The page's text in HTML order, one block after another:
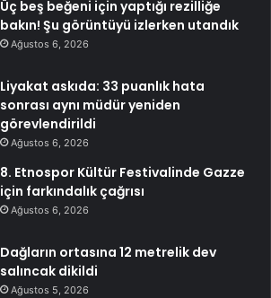
Üç beş beğeni için yaptığı rezilliğe
bakın! Şu görüntüyü izlerken utandık
Ağustos 6, 2026
Liyakat askıda: 33 puanlık hata
sonrası aynı müdür yeniden
görevlendirildi
Ağustos 6, 2026
8. Etnospor Kültür Festivalinde Gazze
için farkındalık çağrısı
Ağustos 6, 2026
Dağların ortasına 12 metrelik dev
salıncak dikildi
Ağustos 5, 2026